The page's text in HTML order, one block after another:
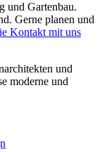
und Gartenbau.
Gerne planen und
Kontakt mit uns
und
moderne und